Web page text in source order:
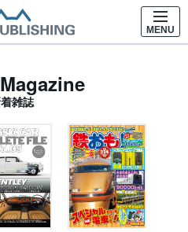
MENU
雑誌